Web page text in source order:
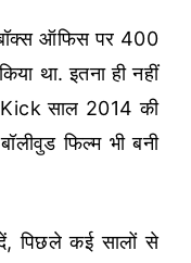
बॉक्स ऑफिस पर 400
था. इतना ही नहीं
साल 2014 की
फिल्म भी बनी
पिछले कई सालों से